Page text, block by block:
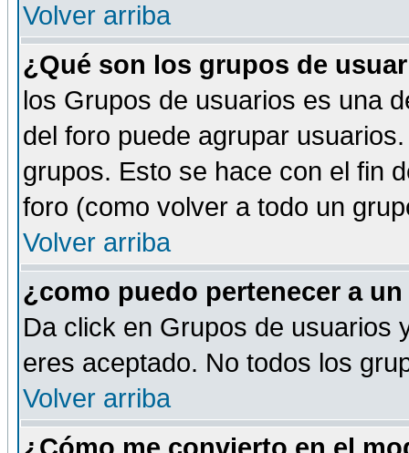
Volver arriba
¿Qué son los grupos de
los Grupos de usuarios es una
del foro puede agrupar
grupos. Esto se hace con el fin
foro (como volver a todo un
Volver arriba
¿como puedo pertenecer a
Da click en Grupos de usuarios
eres aceptado. No todos los
Volver arriba